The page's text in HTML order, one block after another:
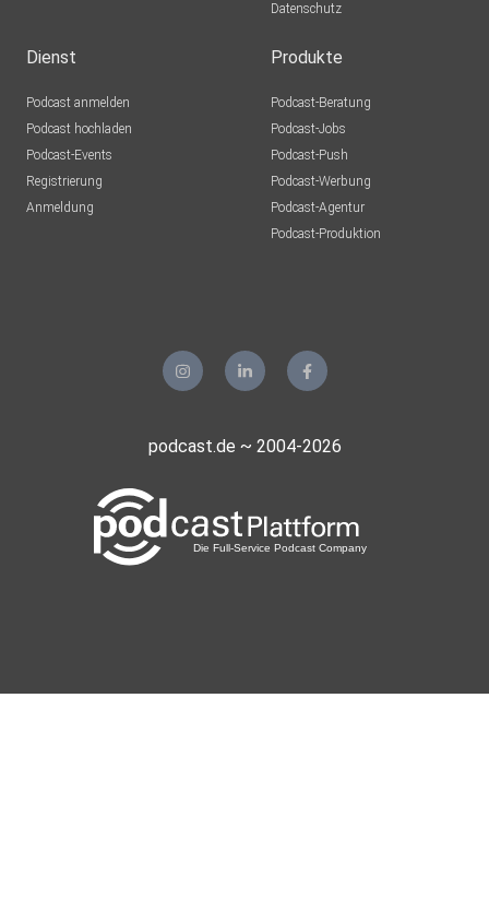
Datenschutz
Dienst
Podcast anmelden
Podcast hochladen
Podcast-Events
Registrierung
Anmeldung
Produkte
Podcast-Beratung
Podcast-Jobs
Podcast-Push
Podcast-Werbung
Podcast-Agentur
Podcast-Produktion
podcast.de ~ 2004-2026